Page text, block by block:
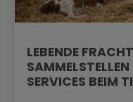
LEBENDE
SERVICES BEIM